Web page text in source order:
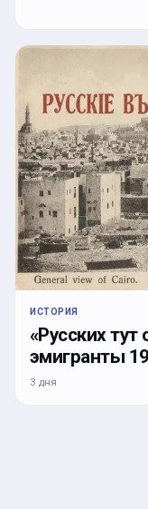
ИСТОРИЯ
«Русских
эмигранты
3 дня